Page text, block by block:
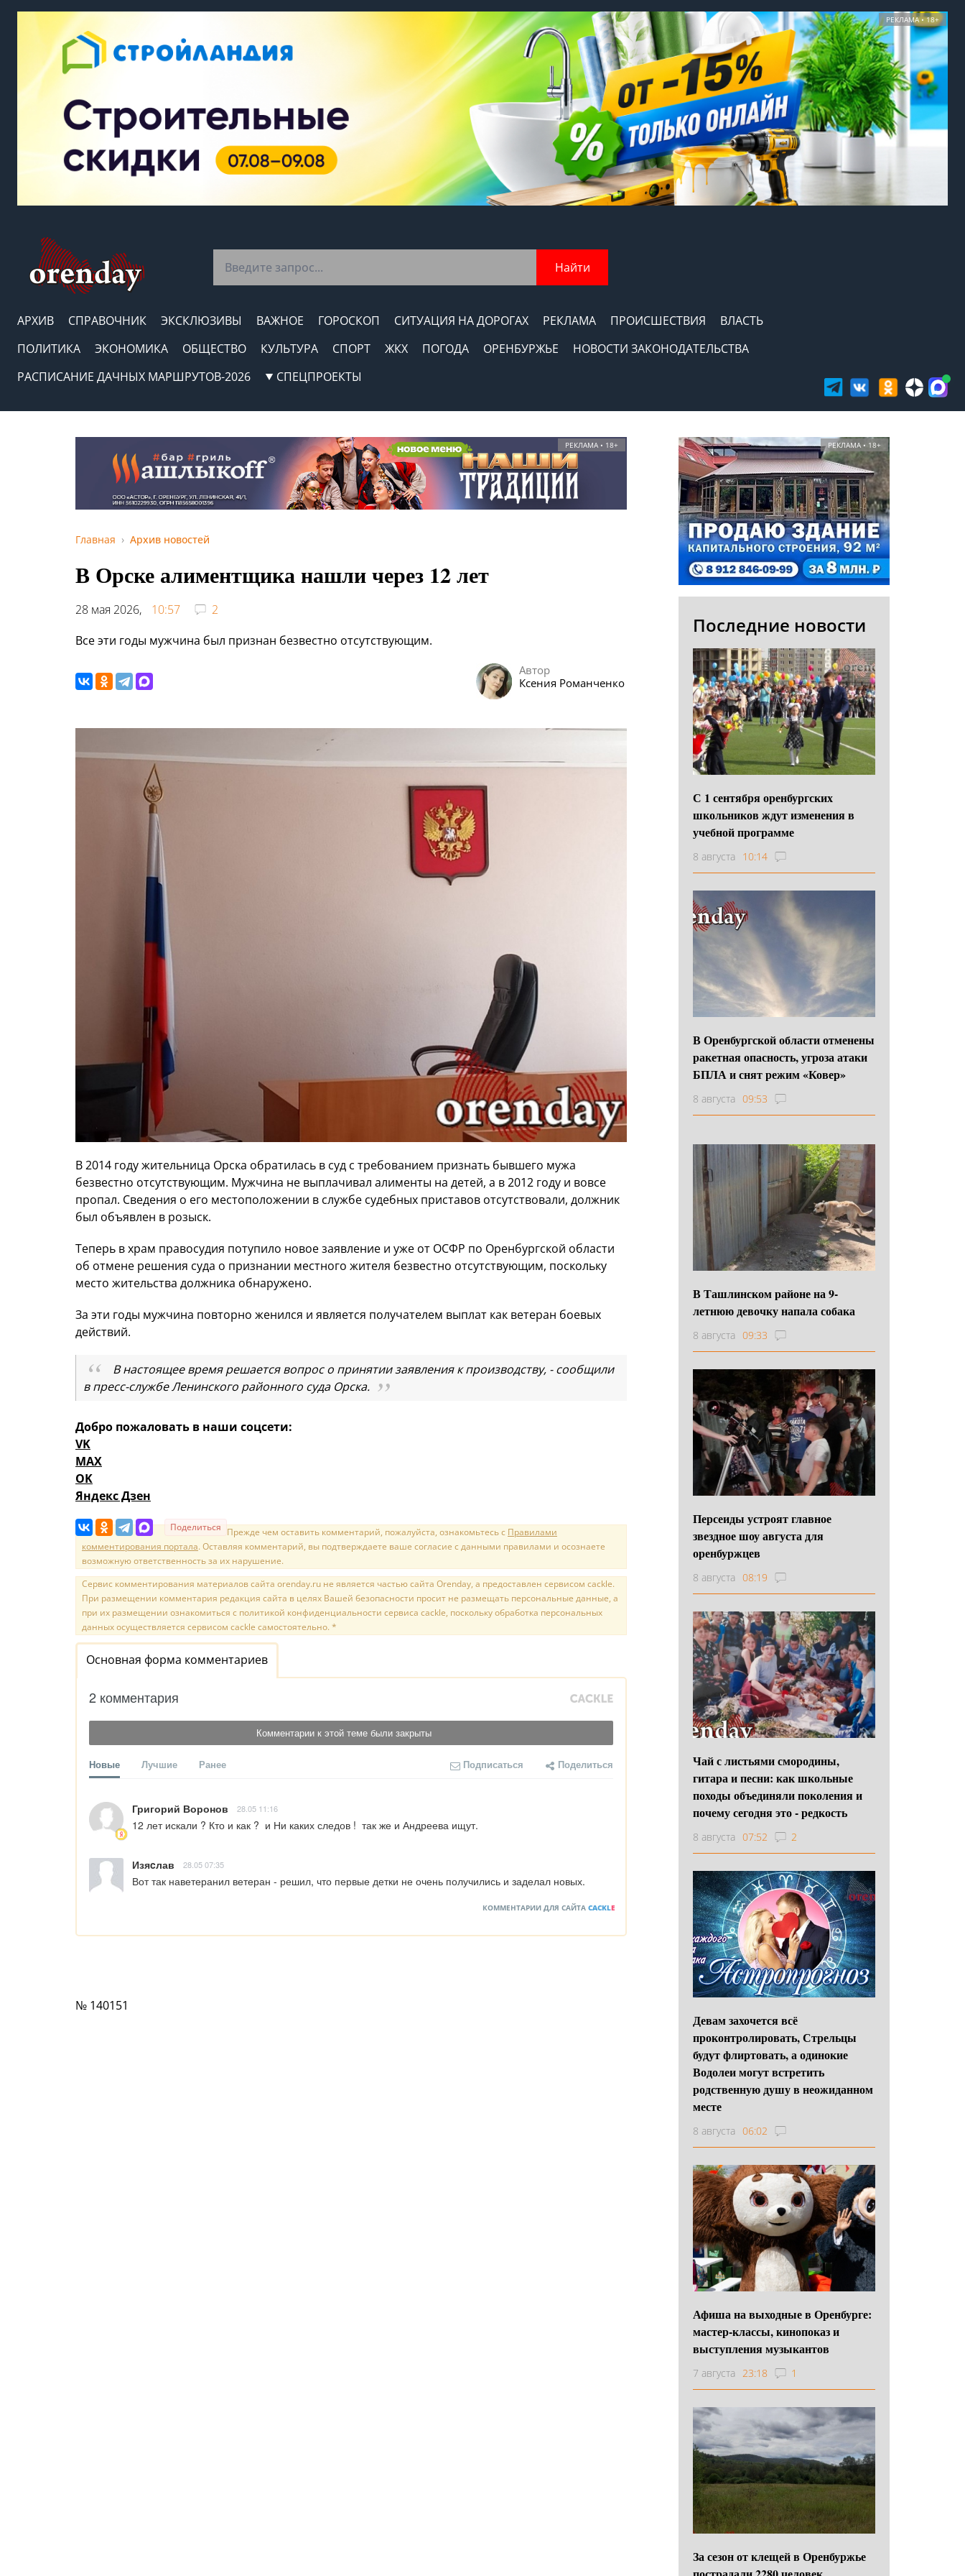
РЕКЛАМА • 18+
Найти
АРХИВ СПРАВОЧНИК ЭКСКЛЮЗИВЫ ВАЖНОЕ ГОРОСКОП СИТУАЦИЯ НА ДОРОГАХ РЕКЛАМА ПРОИСШЕСТВИЯ
ВЛАСТЬ
ПОЛИТИКА
ЭКОНОМИКА ОБЩЕСТВО КУЛЬТУРА СПОРТ ЖКХ ПОГОДА ОРЕНБУРЖЬЕ
НОВОСТИ ЗАКОНОДАТЕЛЬСТВА
РАСПИСАНИЕ ДАЧНЫХ МАРШРУТОВ-2026
СПЕЦПРОЕКТЫ
РЕКЛАМА • 18+
Главная Архив новостей
В Орске алиментщика нашли через 12 лет
28 мая 2026, 10:57
2
Все эти годы мужчина был признан безвестно отсутствующим.
Автор
Ксения Романченко
В 2014 году жительница Орска обратилась в суд с требованием признать бывшего мужа
безвестно отсутствующим. Мужчина не выплачивал алименты на детей, а в 2012 году и вовсе
пропал. Сведения о его местоположении в службе судебных приставов отсутствовали, должник
был объявлен в розыск.
Теперь в храм правосудия потупило новое заявление и уже от ОСФР по Оренбургской области
об отмене решения суда о признании местного жителя безвестно отсутствующим, поскольку
место жительства должника обнаружено.
За эти годы мужчина повторно женился и является получателем выплат как ветеран боевых
действий.
В настоящее время решается вопрос о принятии заявления к производству, - сообщили
в пресс-службе Ленинского районного суда Орска.
Добро пожаловать в наши соцсети:
VK
MAX
OK
Яндекс Дзен
Поделиться Прежде чем оставить комментарий, пожалуйста, ознакомьтесь с Правилами
комментирования портала. Оставляя комментарий, вы подтверждаете ваше согласие с данными правилами и осознаете
возможную ответственность за их нарушение.
Сервис комментирования материалов сайта orenday.ru не является частью сайта Orenday, а предоставлен сервисом cackle.
При размещении комментария редакция сайта в целях Вашей безопасности просит не размещать персональные данные, а
при их размещении ознакомиться с политикой конфиденциальности сервиса cackle, поскольку обработка персональных
данных осуществляется сервисом cackle самостоятельно. *
Основная форма комментариев
2 комментария
Комментарии к этой теме были закрыты
Новые Лучшие Ранее Подписаться Поделиться
Григорий Воронов 28.05 11:16
12 лет искали ? Кто и как ?  и Ни каких следов !  так же и Андреева ищут.
Изяcлав 28.05 07:35
Вот так наветеранил ветеран - решил, что первые детки не очень получились и заделал новых.
КОММЕНТАРИИ ДЛЯ САЙТА CACKLE
№ 140151
РЕКЛАМА • 18+
Последние новости
С 1 сентября оренбургских
школьников ждут изменения в
учебной программе
8 августа 10:14
В Оренбургской области отменены
ракетная опасность, угроза атаки
БПЛА и снят режим «Ковер»
8 августа 09:53
В Ташлинском районе на 9-
летнюю девочку напала собака
8 августа 09:33
Персеиды устроят главное
звездное шоу августа для
оренбуржцев
8 августа 08:19
Чай с листьями смородины,
гитара и песни: как школьные
походы объединяли поколения и
почему сегодня это - редкость
8 августа 07:52 2
Девам захочется всё
проконтролировать, Стрельцы
будут флиртовать, а одинокие
Водолеи могут встретить
родственную душу в неожиданном
месте
8 августа 06:02
Афиша на выходные в Оренбурге:
мастер-классы, кинопоказ и
выступления музыкантов
7 августа 23:18 1
За сезон от клещей в Оренбуржье